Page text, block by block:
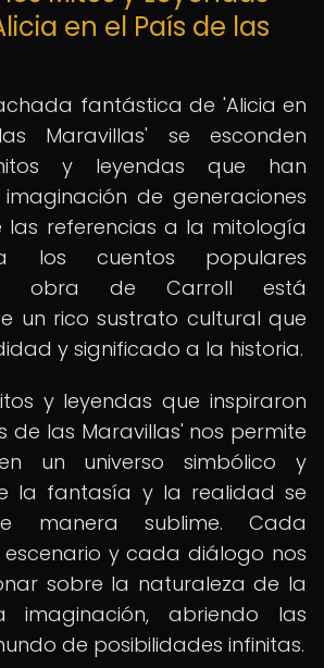
en el País de las
fantástica de 'Alicia en
Maravillas' se esconden
y leyendas que han
de generaciones
las referencias a la mitología
los cuentos populares
obra de Carroll está
un rico sustrato cultural que
y significado a la historia.
y leyendas que inspiraron
de las Maravillas' nos permite
un universo simbólico y
la fantasía y la realidad se
manera sublime. Cada
y cada diálogo nos
sobre la naturaleza de la
abriendo las
de posibilidades infinitas.